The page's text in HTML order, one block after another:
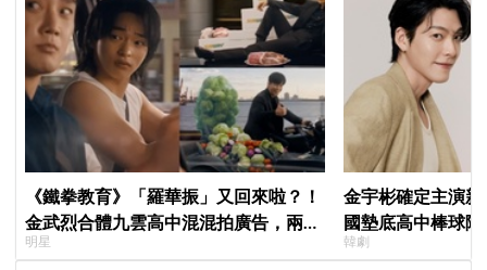
《鐵拳教育》「羅華振」又回來啦？！
金武烈合體九雲高中混混拍廣告，兩人
嚇壞反應笑翻劇迷：根本番外篇！
明星
金宇彬確定主演
國墊底高中棒球
劇
韓劇